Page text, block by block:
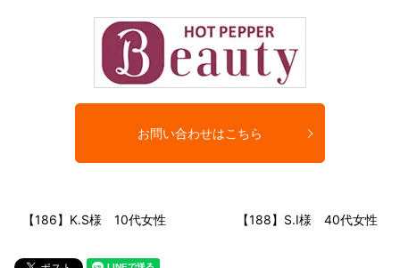
お問い合わせはこちら
【186】K.S様 10代女性 【188】S.I様 40代女性